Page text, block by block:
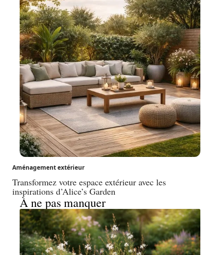
Aménagement extérieur
Transformez votre espace extérieur avec les
inspirations d’Alice’s Garden
À ne pas manquer